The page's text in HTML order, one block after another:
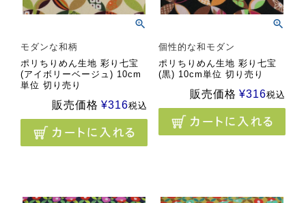
モダンな和柄
ポリちりめん生地 彩り七宝
(アイボリーベージュ) 10cm
単位 切り売り
販売価格 ¥316税込
個性的な和モダン
ポリちりめん生地 彩り七宝
(黒) 10cm単位 切り売り
販売価格 ¥316税込